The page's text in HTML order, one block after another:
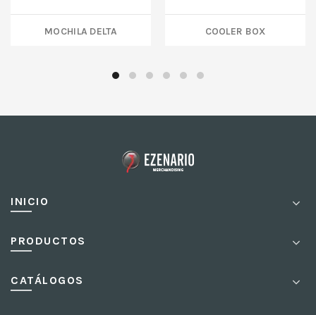
MOCHILA DELTA COOLER BOX
INICIO
PRODUCTOS
CATÁLOGOS